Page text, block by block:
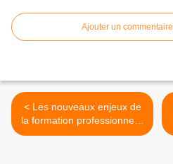
Ajouter un commentaire
< Les nouveaux enjeux de
la formation professionnelle
à l'heure de la flexicurité